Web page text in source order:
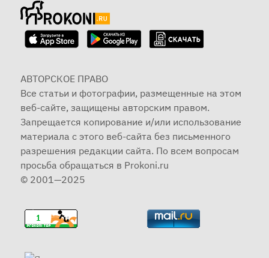
АВТОРСКОЕ ПРАВО
Все статьи и фотографии, размещенные на этом
веб-сайте, защищены авторским правом.
Запрещается копирование и/или использование
материала с этого веб-сайта без письменного
разрешения редакции сайта. По всем вопросам
просьба обращаться в Prokoni.ru
© 2001—2025